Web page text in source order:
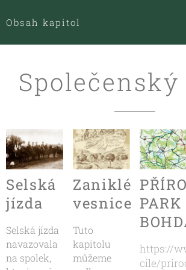
Obsah kapitol
Selská
jízda
Selská jízda
navazovala
na spolek,
Zaniklé
vesnice
Tuto
kapitolu
můžeme
PARK
https://
cile/